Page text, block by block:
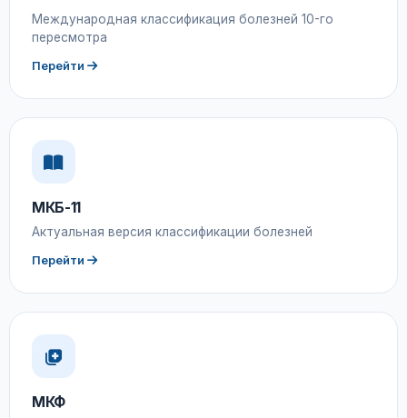
Международная классификация болезней 10-го
пересмотра
Перейти
МКБ-11
Актуальная версия классификации болезней
Перейти
МКФ